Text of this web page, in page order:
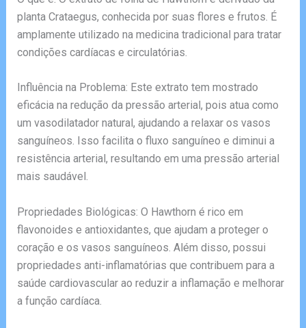
planta Crataegus, conhecida por suas flores e frutos. É
amplamente utilizado na medicina tradicional para tratar
condições cardíacas e circulatórias.
Influência na Problema: Este extrato tem mostrado
eficácia na redução da pressão arterial, pois atua como
um vasodilatador natural, ajudando a relaxar os vasos
sanguíneos. Isso facilita o fluxo sanguíneo e diminui a
resistência arterial, resultando em uma pressão arterial
mais saudável.
Propriedades Biológicas: O Hawthorn é rico em
flavonoides e antioxidantes, que ajudam a proteger o
coração e os vasos sanguíneos. Além disso, possui
propriedades anti-inflamatórias que contribuem para a
saúde cardiovascular ao reduzir a inflamação e melhorar
a função cardíaca.